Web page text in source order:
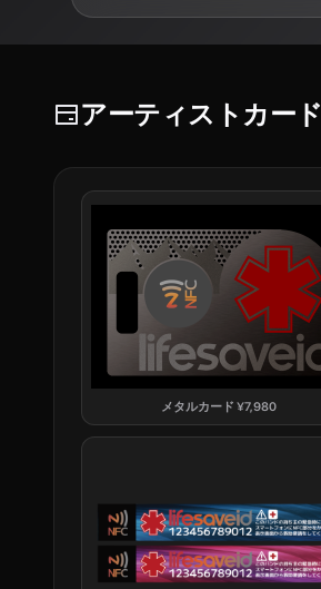
アーティストカード
メタルカード ¥7,980